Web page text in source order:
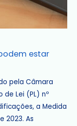
estar
pela Câmara
Lei (PL) nº
a Medida
2023. As